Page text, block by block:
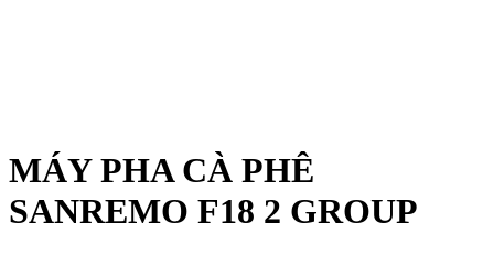
MÁY PHA CÀ PHÊ
SANREMO F18 2 GROUP